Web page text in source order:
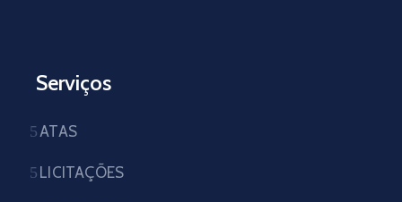
Serviços
ATAS
LICITAÇÕES